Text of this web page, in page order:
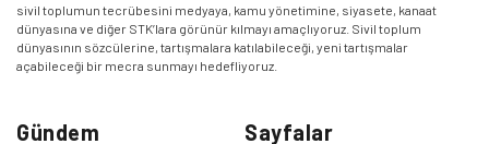
sivil toplumun tecrübesini medyaya, kamu yönetimine, siyasete, kanaat
dünyasına ve diğer STK’lara görünür kılmayı amaçlıyoruz. Sivil toplum
dünyasının sözcülerine, tartışmalara katılabileceği, yeni tartışmalar
açabileceği bir mecra sunmayı hedefliyoruz.
Gündem Sayfalar